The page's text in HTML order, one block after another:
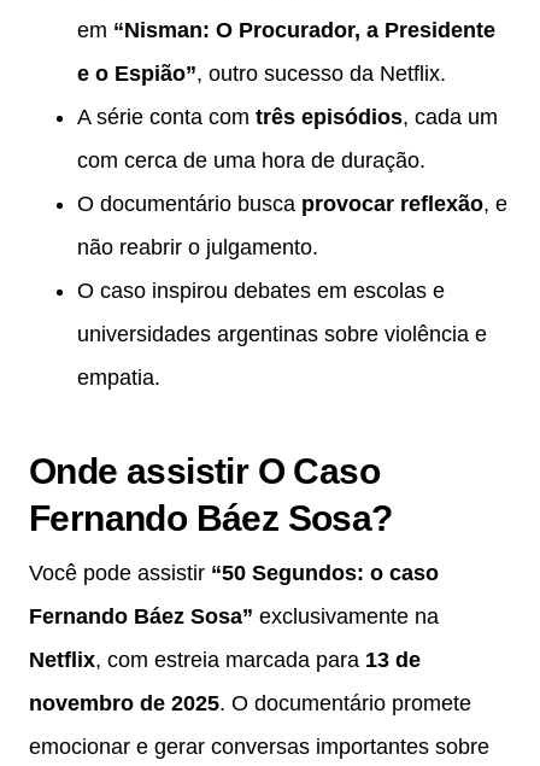
em “Nisman: O Procurador, a Presidente
e o Espião”, outro sucesso da Netflix.
A série conta com três episódios, cada um
com cerca de uma hora de duração.
O documentário busca provocar reflexão, e
não reabrir o julgamento.
O caso inspirou debates em escolas e
universidades argentinas sobre violência e
empatia.
Onde assistir O Caso
Fernando Báez Sosa?
Você pode assistir “50 Segundos: o caso
Fernando Báez Sosa” exclusivamente na
Netflix, com estreia marcada para 13 de
novembro de 2025. O documentário promete
emocionar e gerar conversas importantes sobre